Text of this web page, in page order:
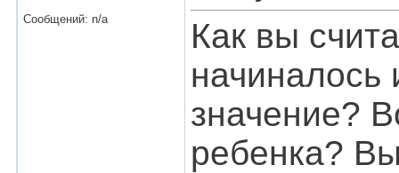
Сообщений: n/a
Как вы
значение?
ребенка?